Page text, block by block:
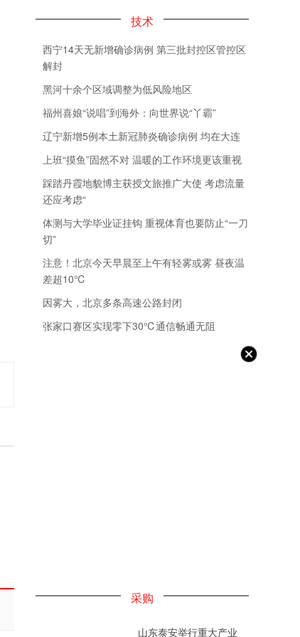
技术
西宁14天无新增确诊病例 第三批封控区管控区
解封
黑河十余个区域调整为低风险地区
福州喜娘“说唱”到海外：向世界说“丫霸”
辽宁新增5例本土新冠肺炎确诊病例 均在大连
上班“摸鱼”固然不对 温暖的工作环境更该重视
踩踏丹霞地貌博主获授文旅推广大使 考虑流量
还应考虑“
体测与大学毕业证挂钩 重视体育也要防止“一刀
切”
注意！北京今天早晨至上午有轻雾或雾 昼夜温
差超10℃
因雾大，北京多条高速公路封闭
张家口赛区实现零下30℃通信畅通无阻
采购
山东泰安举行重大产业